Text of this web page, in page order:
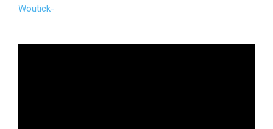
Woutick-